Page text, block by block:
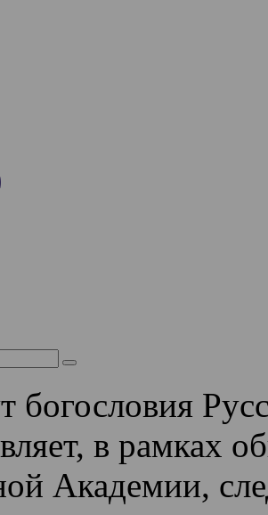
богословия
в рамках
Академии,